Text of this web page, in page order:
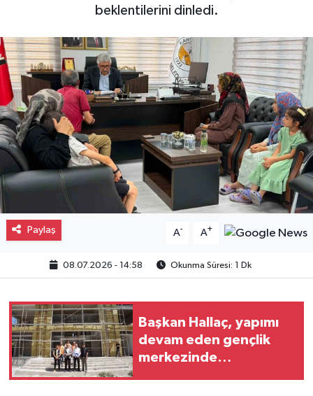
beklentilerini dinledi.
Paylaş A- A+
08.07.2026 - 14:58 Okunma Süresi: 1 Dk
Başkan Hallaç, yapımı
devam eden gençlik
merkezinde
Gayrimenkul
Spor
Eğitim